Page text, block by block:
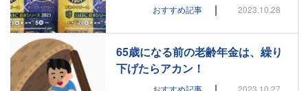
おすすめ記事 | 2023.10.28
65歳になる前の老齢年金は、繰り
下げたらアカン！
おすすめ記事 2023.10.27